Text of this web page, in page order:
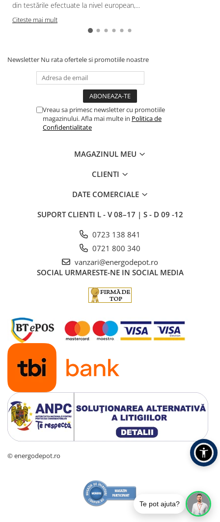
din testările efectuate la nivel european,...
Citeste mai mult
Newsletter Nu rata ofertele si promotiile noastre
Vreau sa primesc newsletter cu promotiile
magazinului. Afla mai multe in Politica de
Confidentialitate
MAGAZINUL MEU
CLIENTI
DATE COMERCIALE
SUPORT CLIENTI L - V 08–17 | S - D 09 -12
0723 138 841
0721 800 340
vanzari@energodepot.ro
SOCIAL URMARESTE-NE IN SOCIAL MEDIA
© energodepot.ro
Te pot ajuta?